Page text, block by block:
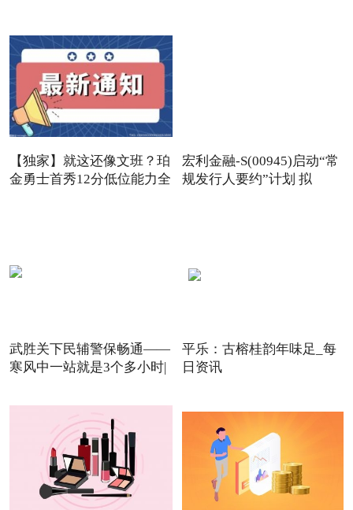
【独家】就这还像文班？珀
金勇士首秀12分低位能力全
宏利金融-S(00945)启动“常
规发行人要约”计划 拟
武胜关下民辅警保畅通——
寒风中一站就是3个多小时|
平乐：古榕桂韵年味足_每
日资讯